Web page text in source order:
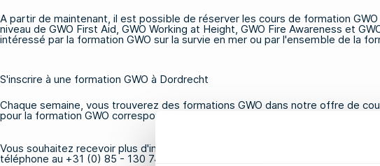
A partir de maintenant, il est possible de réserver les cours de formation
niveau de GWO First Aid, GWO Working at Height, GWO Fire Awareness et
intéressé par la formation GWO sur la survie en mer ou par l'ensemble de la
S'inscrire à une formation GWO à Dordrecht
Chaque semaine, vous trouverez des formations GWO dans notre offre de
pour la formation GWO correspondante à Dordrecht, dans la région de
Vous souhaitez recevoir plus d'informations sur les formations GWO ou vous
téléphone au +31 (0) 85 - 130 74 61 ou par courriel à